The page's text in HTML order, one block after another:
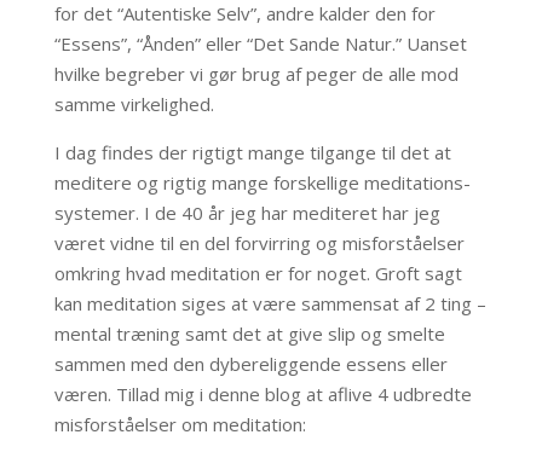
for det “Autentiske Selv”, andre kalder den for
“Essens”, “Ånden” eller “Det Sande Natur.” Uanset
hvilke begreber vi gør brug af peger de alle mod
samme virkelighed.
I dag findes der rigtigt mange tilgange til det at
meditere og rigtig mange forskellige meditations-
systemer. I de 40 år jeg har mediteret har jeg
været vidne til en del forvirring og misforståelser
omkring hvad meditation er for noget. Groft sagt
kan meditation siges at være sammensat af 2 ting –
mental træning samt det at give slip og smelte
sammen med den dybereliggende essens eller
væren. Tillad mig i denne blog at aflive 4 udbredte
misforståelser om meditation: